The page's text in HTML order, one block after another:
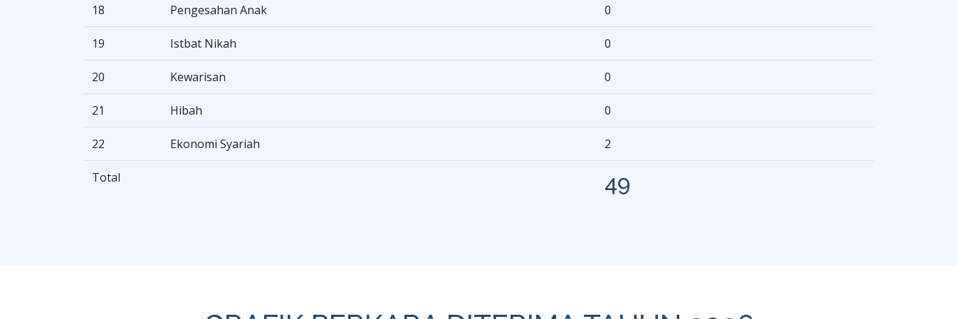
18 Pengesahan Anak 0
19 Istbat Nikah 0
20 Kewarisan 0
21 Hibah 0
22 Ekonomi Syariah 2
Total 49